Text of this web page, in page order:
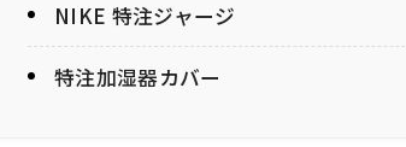
NIKE 特注ジャージ
特注加湿器カバー